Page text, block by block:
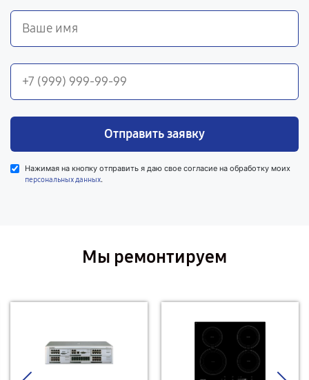
Отправить заявку
Нажимая на кнопку отправить я даю свое согласие на обработку моих
персональных данных.
Мы ремонтируем